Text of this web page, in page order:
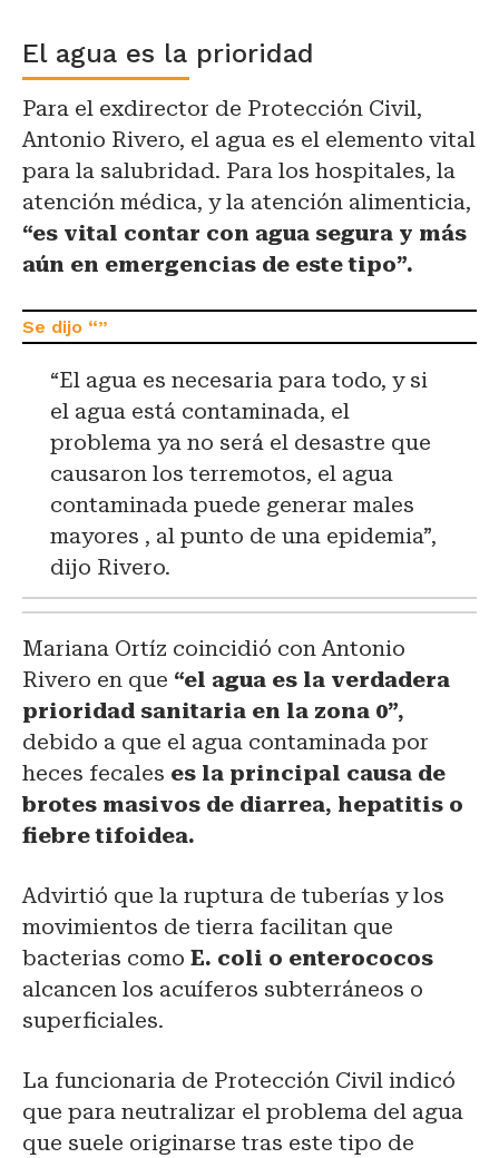
El agua es la prioridad
Para el exdirector de Protección Civil,
Antonio Rivero, el agua es el elemento vital
para la salubridad. Para los hospitales, la
atención médica, y la atención alimenticia,
“es vital contar con agua segura y más
aún en emergencias de este tipo”.
“El agua es necesaria para todo, y si
el agua está contaminada, el
problema ya no será el desastre que
causaron los terremotos, el agua
contaminada puede generar males
mayores , al punto de una epidemia”,
dijo Rivero.
Mariana Ortíz coincidió con Antonio
Rivero en que “el agua es la verdadera
prioridad sanitaria en la zona 0”,
debido a que el agua contaminada por
heces fecales es la principal causa de
brotes masivos de diarrea, hepatitis o
fiebre tifoidea.
Advirtió que la ruptura de tuberías y los
movimientos de tierra facilitan que
bacterias como E. coli o enterococos
alcancen los acuíferos subterráneos o
superficiales.
La funcionaria de Protección Civil indicó
que para neutralizar el problema del agua
que suele originarse tras este tipo de